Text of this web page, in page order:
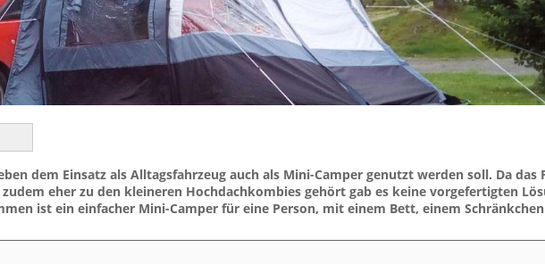
dem Einsatz als Alltagsfahrzeug auch als Mini-Camper genutzt werden soll. Da das
eher zu den kleineren Hochdachkombies gehört gab es keine vorgefertigten
ist ein einfacher Mini-Camper für eine Person, mit einem Bett, einem